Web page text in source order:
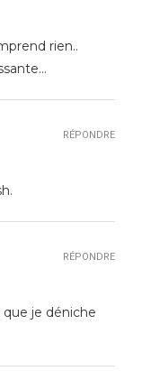
rien..
RÉPONDRE
je déniche
RÉPONDRE